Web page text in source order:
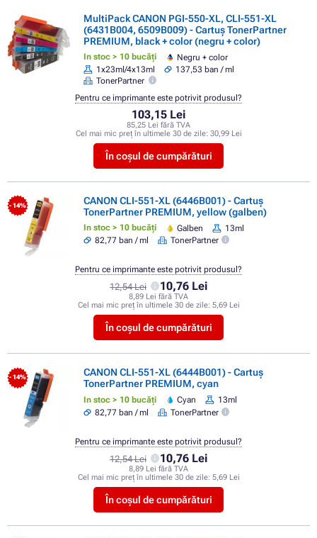
MultiPack CANON PGI-550-XL, CLI-551-XL
(6431B004, 6509B009) - Cartuș TonerPartner
PREMIUM, black + color (negru + color)
In stoc > 10 bucăți
Negru + color
1x23ml/4x13ml
137,53 ban / ml
TonerPartner
103,15 Lei
85,25 Lei fără TVA
Cel mai mic preț în ultimele 30 de zile: 30,99 Lei
În coșul de cumpărături
Pentru ce imprimante este potrivit produsul?
- 14%
CANON CLI-551-XL (6446B001) - Cartuș
TonerPartner PREMIUM, yellow (galben)
In stoc > 10 bucăți Galben
13ml
82,77 ban / ml
TonerPartner
12,54 Lei 10,76 Lei
8,89 Lei fără TVA
Cel mai mic preț în ultimele 30 de zile: 5,69 Lei
În coșul de cumpărături
Pentru ce imprimante este potrivit produsul?
- 14%
CANON CLI-551-XL (6444B001) - Cartuș
TonerPartner PREMIUM, cyan
In stoc > 10 bucăți Cyan
13ml
82,77 ban / ml
TonerPartner
12,54 Lei 10,76 Lei
8,89 Lei fără TVA
Cel mai mic preț în ultimele 30 de zile: 5,69 Lei
În coșul de cumpărături
Pentru ce imprimante este potrivit produsul?